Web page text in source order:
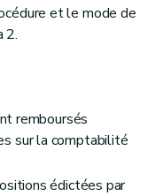
et le mode de
2.
remboursés
sur la comptabilité
édictées par